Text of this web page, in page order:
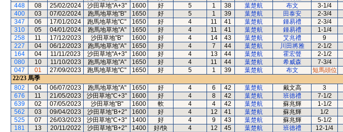
448
08 25/02/2024 沙田草地"A+3" 1600 好 5 1 38 葉楚航 布文 3-1/4
400
03 07/02/2024 跑馬地草地"B" 1650 好 5 1 39 葉楚航 田泰安 2-3/4
347
06 17/01/2024 跑馬地草地"C" 1650 好 4 11 41 葉楚航 鍾易禮 2-3/4
310
05 04/01/2024 跑馬地草地"A" 1650 好 4 11 41 葉楚航 鍾易禮 1-1/4
258
11 17/12/2023 沙田草地"B" 1600 好 4 14 43 葉楚航 艾兆禮 9
227
04 06/12/2023 跑馬地草地"A" 1650 好 4 7 44 葉楚航 川田將雅 2-1/2
164
04 11/11/2023 沙田草地"A+3" 1600 好 4 13 44 葉楚航 霍宏聲 2-1/2
080
10 11/10/2023 跑馬地草地"A" 1650 好 4 11 44 葉楚航 希威森 7-3/4
047
01 27/09/2023 跑馬地草地"C" 1650 好 5 1 39 葉楚航 布文 短馬頭位
22/23 馬季
802
04 06/07/2023 跑馬地草地"A" 1650 好 4 6 42 葉楚航 戴文高 3
676
11 21/05/2023 沙田草地"C+3" 1600 好 4 8 42 葉楚航 班德禮 7-1/2
639
02 07/05/2023 沙田草地"B" 1600 軟 4 4 42 葉楚航 蘇兆輝 1-1/2
562
03 09/04/2023 沙田草地"B+2" 1600 好 4 12 41 葉楚航 蘇兆輝 1/2
525
07 26/03/2023 沙田草地"C+3" 1400 好 4 9 43 葉楚航 蘇兆輝 5-1/2
181
13 20/11/2022 沙田草地"B+2" 1400 好/快 4 12 45 葉楚航 班德禮 12-1/4